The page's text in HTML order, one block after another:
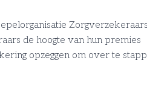
Zorgverzekeraars
de hoogte van hun premies
opzeggen om over te